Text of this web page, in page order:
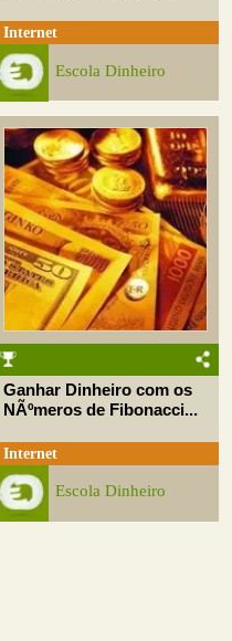
Internet
Escola Dinheiro
Ganhar Dinheiro com os
NÃºmeros de Fibonacci...
Internet
Escola Dinheiro